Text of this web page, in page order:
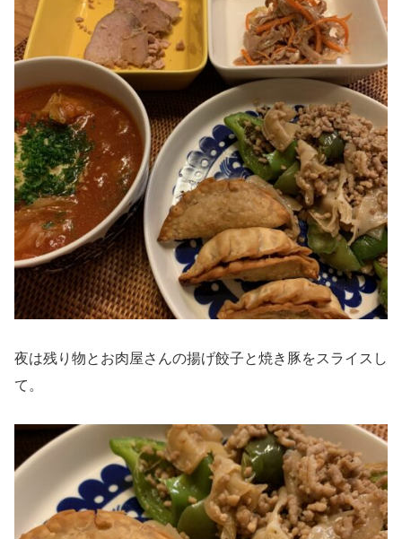
夜は残り物とお肉屋さんの揚げ餃子と焼き豚をスライスし
て。